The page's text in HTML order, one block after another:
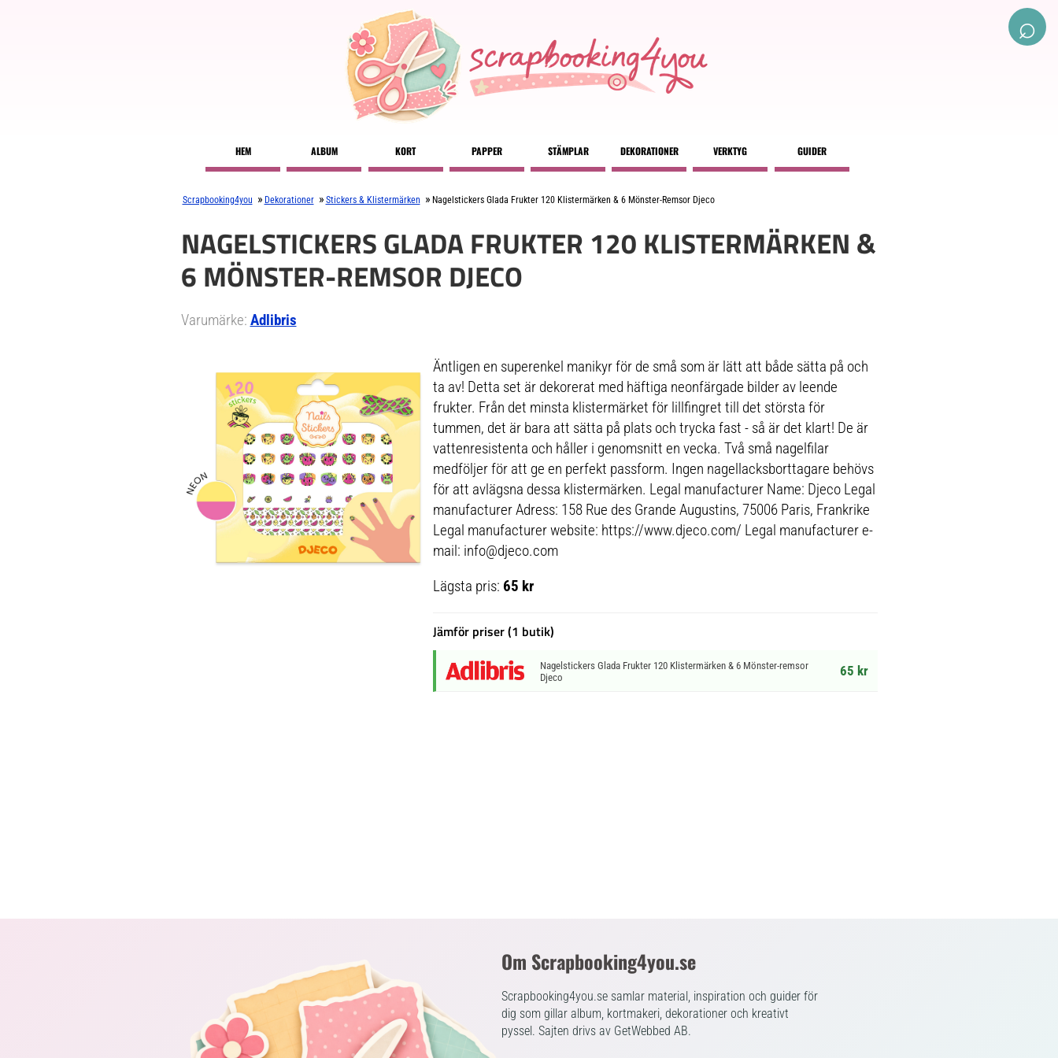
⌕
HEM ALBUM KORT PAPPER STÄMPLAR DEKORATIONER VERKTYG GUIDER
Scrapbooking4you » Dekorationer » Stickers & Klistermärken » Nagelstickers Glada Frukter 120 Klistermärken & 6 Mönster-Remsor Djeco
NAGELSTICKERS GLADA FRUKTER 120 KLISTERMÄRKEN &
6 MÖNSTER-REMSOR DJECO
Varumärke: Adlibris
Äntligen en superenkel manikyr för de små som är lätt att både sätta på och
ta av! Detta set är dekorerat med häftiga neonfärgade bilder av leende
frukter. Från det minsta klistermärket för lillfingret till det största för
tummen, det är bara att sätta på plats och trycka fast - så är det klart! De är
vattenresistenta och håller i genomsnitt en vecka. Två små nagelfilar
medföljer för att ge en perfekt passform. Ingen nagellacksborttagare behövs
för att avlägsna dessa klistermärken. Legal manufacturer Name: Djeco Legal
manufacturer Adress: 158 Rue des Grande Augustins, 75006 Paris, Frankrike
Legal manufacturer website: https://www.djeco.com/ Legal manufacturer e-
mail: info@djeco.com
Lägsta pris: 65 kr
Jämför priser (1 butik)
Nagelstickers Glada Frukter 120 Klistermärken & 6 Mönster-remsor
Djeco
65 kr
Om Scrapbooking4you.se
Scrapbooking4you.se samlar material, inspiration och guider för
dig som gillar album, kortmakeri, dekorationer och kreativt
pyssel. Sajten drivs av GetWebbed AB.